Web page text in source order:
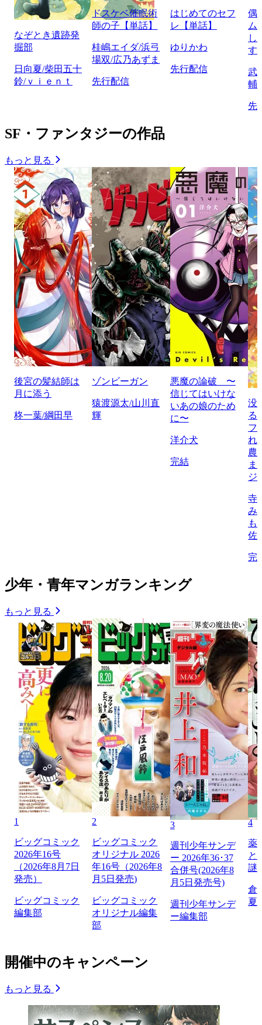
なぞとき遺跡発
掘部
日向夏/柴田五十
鈴/ｖｉｅｎｔ
ドスケベ催眠術
師の子【単話】
桂嶋エイダ/浜弓
場双/広乃あずま
先行配信
はじめてのセフ
レ【単話】
ゆりかわ
先行配信
偶
ム
し
す
武
輔
先
SF・ファンタジーの作品
もっと見る
後宮の髪結師は
月に添う
柊一葉/綱田早
ゾンビーガン
猿渡源太/山川直
輝
悪魔の論破 〜
信じてはいけな
いあの娘のため
に〜
洋介犬
完結
没
る
フ
れ
農
ま
ジ
寺
み
も
佐
完
少年・青年マンガランキング
もっと見る
1
ビッグコミック
2026年16号
（2026年8月7日
発売）
ビッグコミック
編集部
2
ビッグコミック
オリジナル 2026
年16号（2026年8
月5日発売)
ビッグコミック
オリジナル編集
部
3
週刊少年サンデ
ー 2026年36･37
合併号(2026年8
月5日発売号)
週刊少年サンデ
ー編集部
4
薬
と
謎
倉
夏
開催中のキャンペーン
もっと見る